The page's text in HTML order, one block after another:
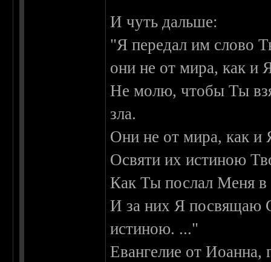
И чуть дальше:
"Я передал им слово
они не от мира, как и
Не молю, чтобы Ты
зла.
Они не от мира, как и
Освяти их истиною
Как Ты послал Меня
И за них Я посвящаю
истиною. ..."
Евангелие от Иоанна,